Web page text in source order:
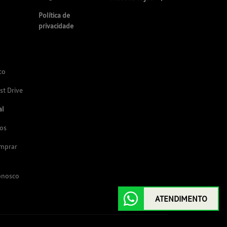
Drive
Política de
privacidade
ATENDIMENTO